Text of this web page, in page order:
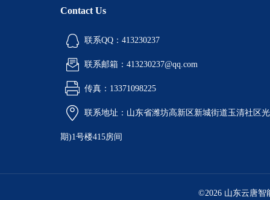
Contact Us
联系QQ：413230237
联系邮箱：413230237@qq.com
传真：13371098225
联系地址：山东省潍坊高新区新城街道玉清社区
期)1号楼415房间
©2026 山东云唐